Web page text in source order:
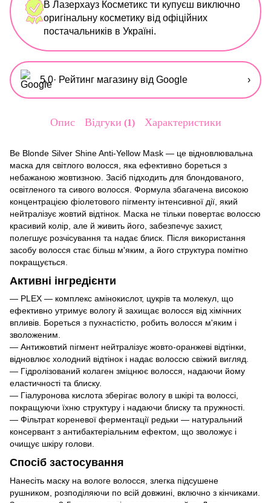
В Лазерхауз Косметикс ти купуєш виключно
оригінальну косметику від офіційних
постачальників в Україні.
5,0· Рейтинг магазину від Google ›
Опис Відгуки 1 Характеристики
Be Blonde Silver Shine Anti-Yellow Mask — це відновлювальна
маска для світлого волосся, яка ефективно бореться з
небажаною жовтизною. Засіб підходить для блондованого,
освітленого та сивого волосся. Формула збагачена високою
концентрацією фіолетового пігменту інтенсивної дії, який
нейтралізує жовтий відтінок. Маска не тільки повертає волоссю
красивий колір, але й живить його, забезпечує захист,
полегшує розчісування та надає блиск. Після використання
засобу волосся стає більш м'яким, а його структура помітно
покращується.
Активні інгредієнти
— PLEX — комплекс амінокислот, цукрів та молекул, що
ефективно утримує вологу й захищає волосся від хімічних
впливів. Бореться з пухнастістю, робить волосся м'яким і
зволоженим.
— Антижовтий пігмент нейтралізує жовто-оранжеві відтінки,
відновлює холодний відтінок і надає волоссю свіжий вигляд.
— Гідролізований колаген зміцнює волосся, надаючи йому
еластичності та блиску.
— Гіалуронова кислота зберігає вологу в шкірі та волоссі,
покращуючи їхню структуру і надаючи блиску та пружності.
— Фільтрат кореневої ферментації редьки — натуральний
консервант з антибактеріальним ефектом, що зволожує і
очищує шкіру голови.
Спосіб застосування
Нанесіть маску на вологе волосся, злегка підсушене
рушником, розподіляючи по всій довжині, включно з кінчиками.